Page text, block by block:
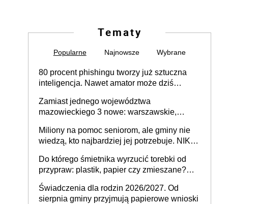
Tematy
Popularne Najnowsze Wybrane
80 procent phishingu tworzy już sztuczna
inteligencja. Nawet amator może dziś
Zamiast jednego województwa
mazowieckiego 3 nowe: warszawskie,
Europie nie ma tak dużych jednostek
stołecznych
Miliony na pomoc seniorom, ale gminy nie
wiedzą, kto najbardziej jej potrzebuje. NIK
Do którego śmietnika wyrzucić torebki od
przypraw: plastik, papier czy zmieszane?
Gdzie wyrzucić młynek po przyprawach?
Świadczenia dla rodzin 2026/2027. Od
sierpnia gminy przyjmują papierowe wnioski